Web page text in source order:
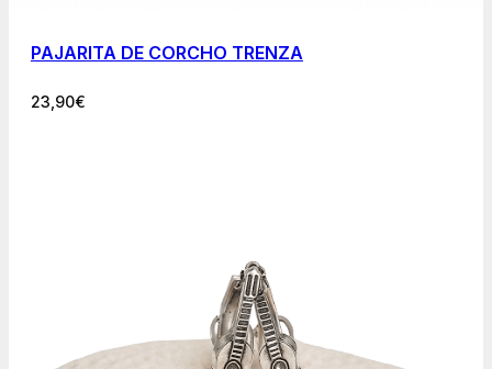
PAJARITA DE CORCHO TRENZA
23,90€